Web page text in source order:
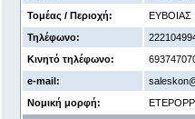
Τομέας / Περιοχή:
ΕΥΒΟΙΑΣ
Τηλέφωνο:
Κινητό τηλέφωνο:
e-mail:
Νομική μορφή: